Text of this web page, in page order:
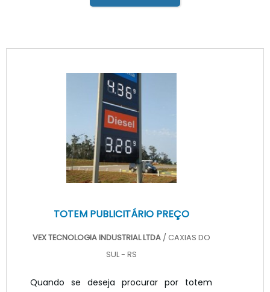
TOTEM PUBLICITÁRIO PREÇO
VEX TECNOLOGIA INDUSTRIAL LTDA / CAXIAS DO
SUL - RS
Quando se deseja procurar por totem